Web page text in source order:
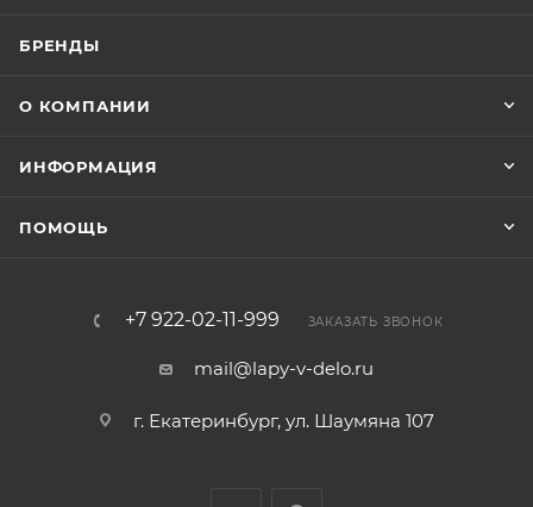
БРЕНДЫ
О КОМПАНИИ
ИНФОРМАЦИЯ
ПОМОЩЬ
+7 922-02-11-999 ЗАКАЗАТЬ ЗВОНОК
mail@lapy-v-delo.ru
г. Екатеринбург, ул. Шаумяна 107